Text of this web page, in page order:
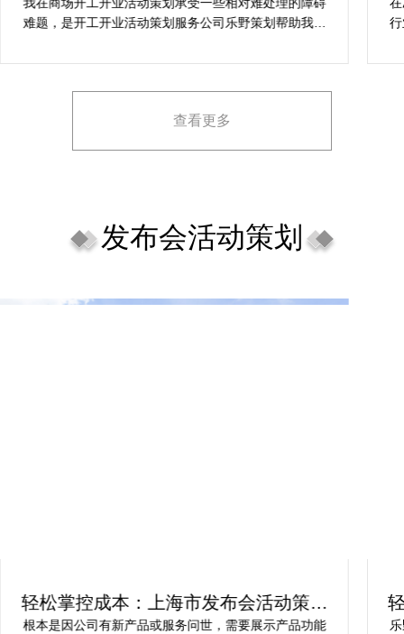
案精选
难题，是开工开业活动策划服务公司乐野策划帮助我完
场开工开业活动策划堪称完美，下次有计划还会选择乐
查看更多
发布会活动策划
轻松掌控成本：上海市发布会活动策划
方案指南
根本是因公司有新产品或服务问世，需要展示产品功能